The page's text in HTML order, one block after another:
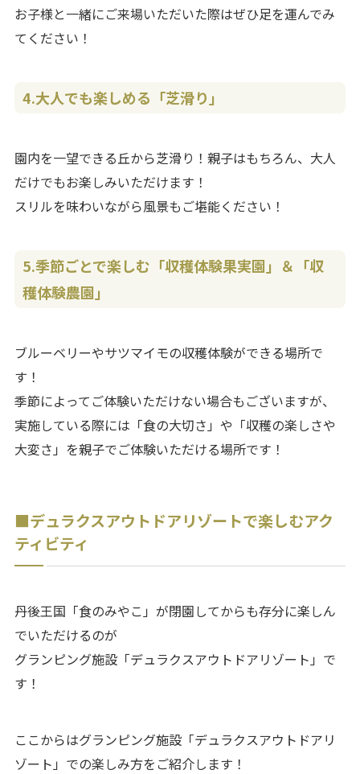
お子様と一緒にご来場いただいた際はぜひ足を運んでみ
てください！
4.大人でも楽しめる「芝滑り」
園内を一望できる丘から芝滑り！親子はもちろん、大人
だけでもお楽しみいただけます！
スリルを味わいながら風景もご堪能ください！
5.季節ごとで楽しむ「収穫体験果実園」＆「収
穫体験農園」
ブルーベリーやサツマイモの収穫体験ができる場所で
す！
季節によってご体験いただけない場合もございますが、
実施している際には「食の大切さ」や「収穫の楽しさや
大変さ」を親子でご体験いただける場所です！
■デュラクスアウトドアリゾートで楽しむアク
ティビティ
丹後王国「食のみやこ」が閉園してからも存分に楽しん
でいただけるのが
グランピング施設「デュラクスアウトドアリゾート」で
す！
ここからはグランピング施設「デュラクスアウトドアリ
ゾート」での楽しみ方をご紹介します！